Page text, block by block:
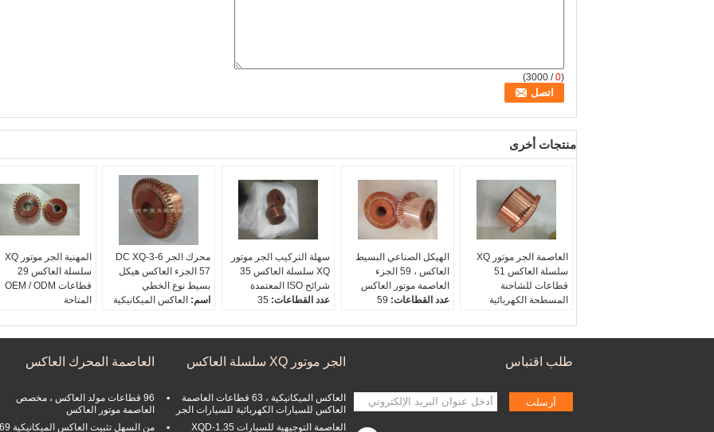
(
0
/ 3000)
منتجات أخرى
المهنية الجر موتور XQ
سلسلة العاكس 29
قطاعات OEM / ODM
المتاحة
قطر منصة مرتفعة د:
ثقب رمح د:
20.6
محرك الجر DC XQ-3-6
57 الجزء العاكس هيكل
بسيط نوع الخطي
اسم: العاكس الميكانيكية
قطر فرشاة الكربون D1:
ثقب رمح د:
24.92
سهلة التركيب الجر موتور
XQ سلسلة العاكس 35
شرائح ISO المعتمدة
عدد القطاعات: 35
قطر فرشاة الكربون D1:
ثقب رمح د:30
الهيكل الصناعي البسيط
العاكس ، 59 الجزء
العاصمة موتور العاكس
عدد القطاعات: 59
عدد القطاعات:59
العاصمة الجر موتور XQ
سلسلة العاكس 51
قطاعات للشاحنة
المسطحة الكهربائية
قطر منصة مرتفعة د:144
126
ثقب رمح د:
44
العاصمة المحرك العاكس
96 قطاعات مولد العاكس ، مخصص
العاصمة موتور العاكس
من السهل تثبيت العاكس الميكانيكية 69
الجر موتور XQ سلسلة العاكس
العاكس الميكانيكية ، 63 قطاعات العاصمة
العاكس للسيارات الكهربائية للسيارات الجر
العاصمة التوجيهية للسيارات XQD-1.35
طلب اقتباس
أرسلت